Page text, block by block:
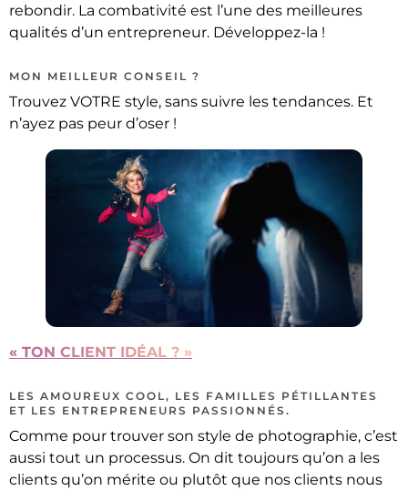
rebondir. La combativité est l’une des meilleures
qualités d’un entrepreneur. Développez-la !
MON MEILLEUR CONSEIL ?
Trouvez VOTRE style, sans suivre les tendances. Et
n’ayez pas peur d’oser !
« TON CLIENT IDÉAL ? »
LES AMOUREUX COOL, LES FAMILLES PÉTILLANTES
ET LES ENTREPRENEURS PASSIONNÉS.
Comme pour trouver son style de photographie, c’est
aussi tout un processus. On dit toujours qu’on a les
clients qu’on mérite ou plutôt que nos clients nous